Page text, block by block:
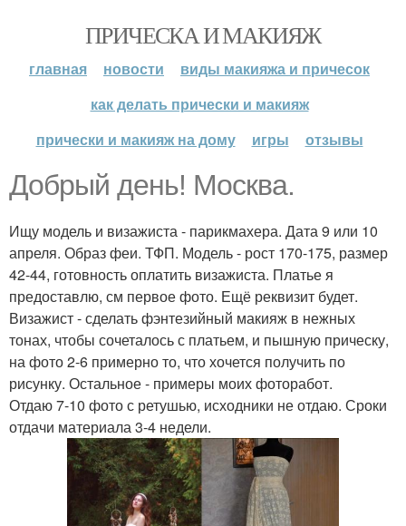
ПРИЧЕСКА И МАКИЯЖ
главная новости
виды макияжа и причесок
как делать прически и макияж
прически и макияж на дому
игры отзывы
Добрый день! Москва.
Ищу модель и визажиста - парикмахера. Дата 9 или 10
апреля. Образ феи. ТФП. Модель - рост 170-175, размер
42-44, готовность оплатить визажиста. Платье я
предоставлю, см первое фото. Ещё реквизит будет.
Визажист - сделать фэнтезийный макияж в нежных
тонах, чтобы сочеталось с платьем, и пышную прическу,
на фото 2-6 примерно то, что хочется получить по
рисунку. Остальное - примеры моих фоторабот.
Отдаю 7-10 фото с ретушью, исходники не отдаю. Сроки
отдачи материала 3-4 недели.